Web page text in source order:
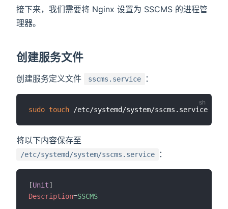
接下来，我们需要将 Nginx 设置为 SSCMS 的进程管
理器。
创建服务文件
创建服务定义文件 sscms.service ：
sudo touch
将以下内容保存至
/etc/systemd/system/sscms.service ：
[Unit]
Description=SSCMS